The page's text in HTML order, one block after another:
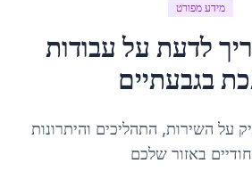
מידע מפורט
לדעת עלעבודות
בגבעתיים
על השירות, התהליכים והיתרונות
באזור שלכם